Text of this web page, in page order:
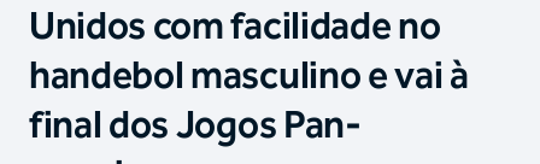
Unidos com facilidade no
handebol masculino e vai à
final dos Jogos Pan-